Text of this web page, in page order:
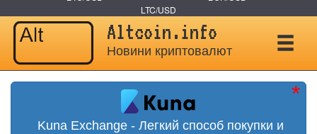
LTC/USD
Altcoin.info
Новини криптовалют
Kuna Exchange - Легкий способ покупки и